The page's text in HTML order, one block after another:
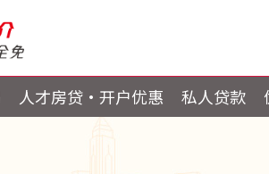
人才房贷・开户优惠 私人贷款